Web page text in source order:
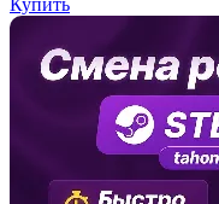
Купить